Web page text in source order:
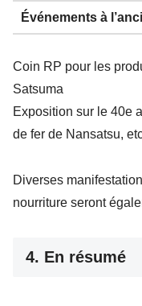
Événements à
Coin RP pour les
Satsuma
Exposition sur le 40e
de fer de Nansatsu,
Diverses
nourriture seront
4. En résumé